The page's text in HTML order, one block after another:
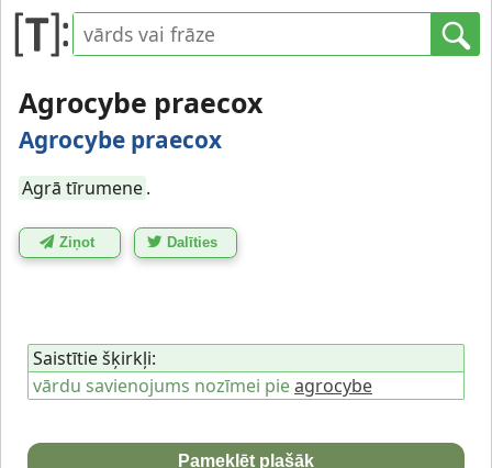
Agrocybe praecox
Agrocybe praecox
Agrā tīrumene.
Ziņot Dalīties
Saistītie šķirkļi:
vārdu savienojums nozīmei pieagrocybe
Pameklēt plašāk